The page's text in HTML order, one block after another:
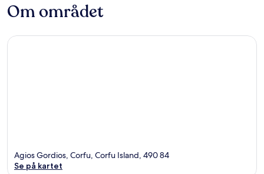
Om området
Agios Gordios, Corfu, Corfu Island, 490 84
Se på kartet